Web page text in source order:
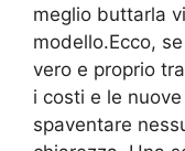
meglio buttarla
modello.Ecco,
vero e proprio
i costi e le
spaventare